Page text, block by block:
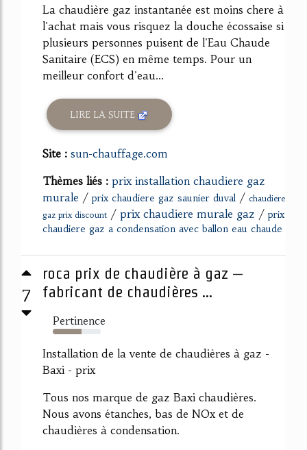
La chaudière gaz instantanée est moins chere à
l'achat mais vous risquez la douche écossaise si
plusieurs personnes puisent de l'Eau Chaude
Sanitaire (ECS) en même temps. Pour un
meilleur confort d'eau...
LIRE LA SUITE
Site : sun-chauffage.com
Thèmes liés : prix installation chaudiere gaz
murale / prix chaudiere gaz saunier duval / chaudiere
gaz prix discount / prix chaudiere murale gaz / prix
chaudiere gaz a condensation avec ballon eau chaude
7
roca prix de chaudière à gaz –
fabricant de chaudières ...
Pertinence
60%
Installation de la vente de chaudières à gaz -
Baxi - prix
Tous nos marque de gaz Baxi chaudières.
Nous avons étanches, bas de NOx et de
chaudières à condensation.